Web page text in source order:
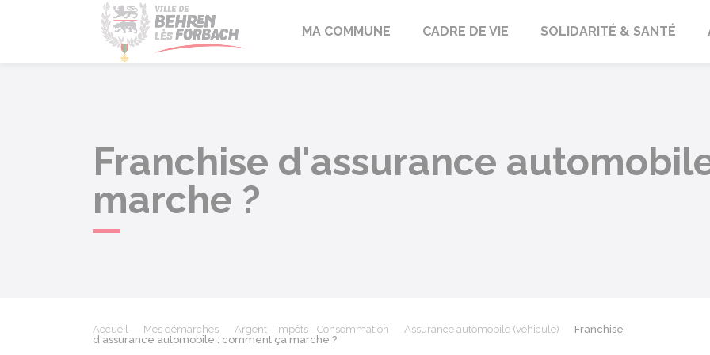
Behren-lès-Forbach
MA COMMUNE CADRE DE VIE SOLIDARITÉ & SANTÉ
Franchise d'assurance
marche ?
Accueil Mes démarches Argent - Impôts - Consommation Assurance automobile (véhicule)
Franchise
d'assurance automobile : comment ça marche ?